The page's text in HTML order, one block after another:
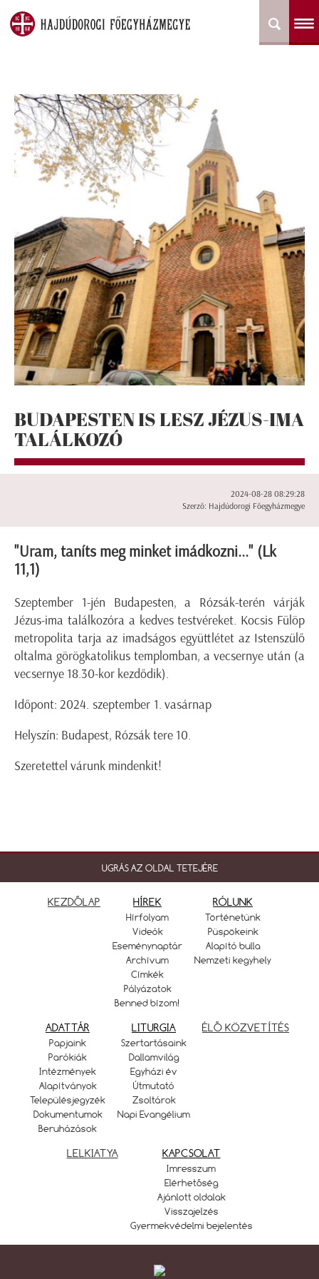
BUDAPESTEN IS LESZ JÉZUS-IMA
TALÁLKOZÓ
2024-08-28 08:29:28
Szerző: Hajdúdorogi Főegyházmegye
"Uram, taníts meg minket imádkozni..." (Lk
11,1)
Szeptember 1-jén Budapesten, a Rózsák-terén várják
Jézus-ima találkozóra a kedves testvéreket. Kocsis Fülöp
metropolita tarja az imadságos együttlétet az Istenszülő
oltalma görögkatolikus templomban, a vecsernye után (a
vecsernye 18.30-kor kezdődik).
Időpont: 2024. szeptember 1. vasárnap
Helyszín: Budapest, Rózsák tere 10.
Szeretettel várunk mindenkit!
UGRÁS AZ OLDAL TETEJÉRE
KEZDŐLAP HÍREK
Hírfolyam
Videók
Eseménynaptár
Archívum
Címkék
Pályázatok
Benned bízom!
RÓLUNK
Történetünk
Püspökeink
Alapító bulla
Nemzeti kegyhely
ADATTÁR
Papjaink
Parókiák
Intézmények
Alapítványok
Településjegyzék
Dokumentumok
Beruházások
LITURGIA
Szertartásaink
Dallamvilág
Egyházi év
Útmutató
Zsoltárok
Napi Evangélium
ÉLŐ KÖZVETÍTÉS
LELKIATYA KAPCSOLAT
Imresszum
Elérhetőség
Ajánlott oldalak
Visszajelzés
Gyermekvédelmi bejelentés